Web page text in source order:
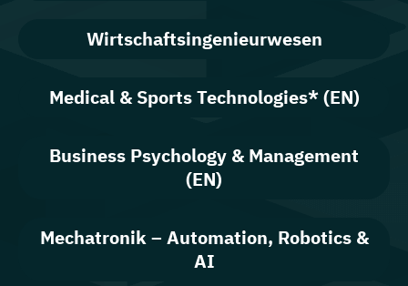
Wirtschaftsingenieurwesen
Medical & Sports Technologies* (EN)
Business Psychology & Management
(EN)
Mechatronik – Automation, Robotics &
AI